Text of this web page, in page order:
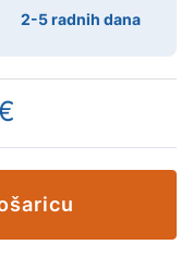
2-5 radnih dana